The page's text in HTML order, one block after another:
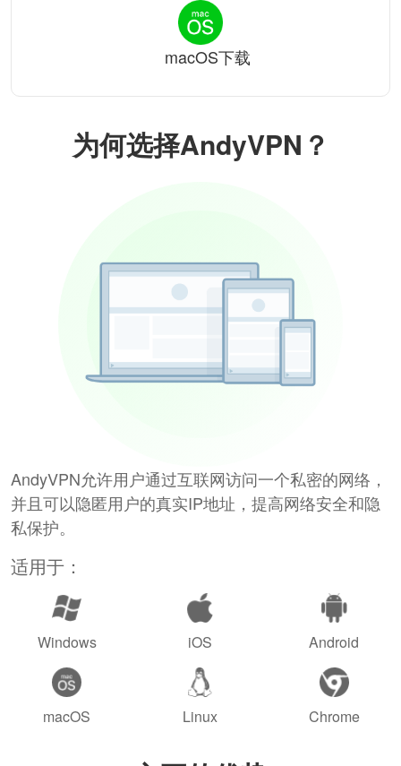
为何选择AndyVPN？
AndyVPN允许用户通过互联网访问一个私密的网络，
并且可以隐匿用户的真实IP地址，提高网络安全和隐
私保护。
适用于：
Windows iOS Android
macOS Linux Chrome
macOS下载